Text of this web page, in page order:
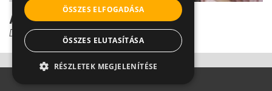
A tripper diagnózisa
Dr. Tisza Tímea
ÖSSZES ELFOGADÁSA
ÖSSZES ELUTASÍTÁSA
RÉSZLETEK MEGJELENÍTÉSE